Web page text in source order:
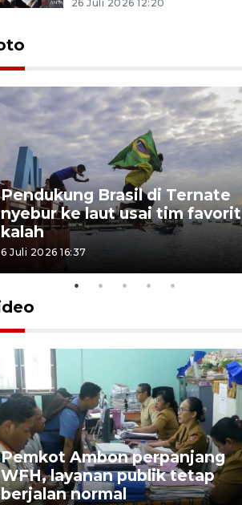
26 Juli 2026 12:20
Pendukung Brasil di Ternate
nyebur ke laut usai tim favorit
kalah
6 Juli 2026 16:37
Pemkot Ambon perpanjang
WFH, layanan publik tetap
berjalan normal